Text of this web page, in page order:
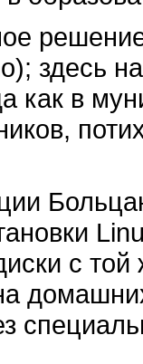
здесь
как в
с той